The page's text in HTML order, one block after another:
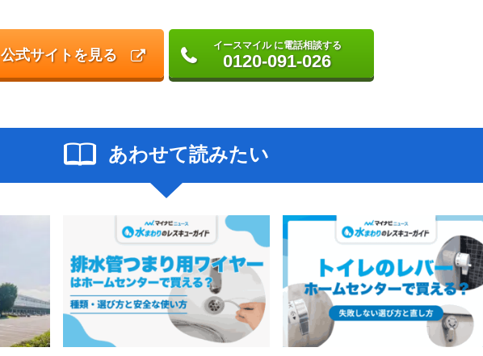
公式サイトを見る
イースマイル に電話相談する
0120-091-026
あわせて読みたい